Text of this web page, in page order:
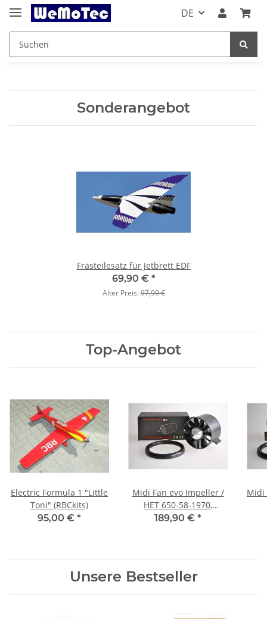
DE
Sonderangebot
Frästeilesatz für Jetbrett EDF
69,90 € *
Alter Preis:97,99 €
Top-Angebot
Electric Formula 1 "Little
Toni" (RBCkits)
95,00 € *
Midi Fan evo Impeller /
HET 650-58-1970,
komplett montiert,
189,90 € *
Midi
Unsere Bestseller